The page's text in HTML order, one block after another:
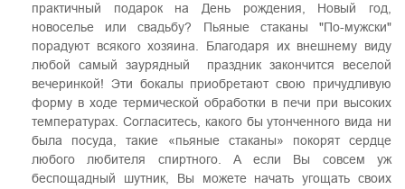
практичный подарок на День рождения, Новый год,
новоселье или свадьбу? Пьяные стаканы "По-мужски"
порадуют всякого хозяина. Благодаря их внешнему виду
любой самый заурядный праздник закончится веселой
вечеринкой! Эти бокалы приобретают свою причудливую
форму в ходе термической обработки в печи при высоких
температурах. Согласитесь, какого бы утонченного вида ни
была посуда, такие «пьяные стаканы» покорят сердце
любого любителя спиртного. А если Вы совсем уж
беспощадный шутник, Вы можете начать угощать своих